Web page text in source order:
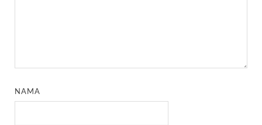
NAMA